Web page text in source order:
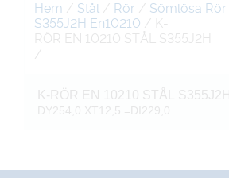
Hem / Stål / Rör / Sömlösa Rör
S355J2H En10210 / K-
RÖR EN 10210 STÅL S355J2H
/
K-RÖR EN 10210 STÅL S355J2H
DY254,0 XT12,5 =DI229,0